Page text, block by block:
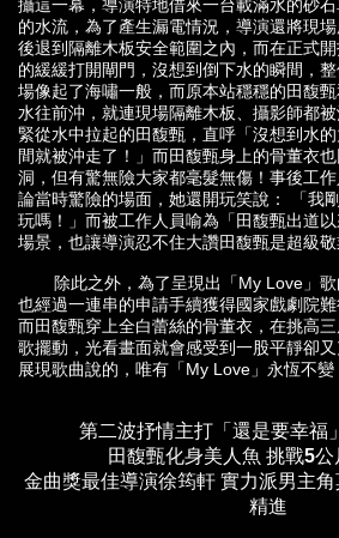
攝這一幕，導演特地借來一台載滿水的砂
的水流，為了產生漏電情況，導演還將現
後退到隔離木板安全範圍之內，而在正式
的緩緩打開閘門，沒想到倒下水的瞬間，
場像起了海嘯一般，而原本站穩穩的田馥
水往前沖，就連現場隔離木板、攝影師都
緊從水中拉起的田馥甄，直呼「沒想到水
間就被沖走了！」而田馥甄身上的骨董衣
洞，但有驚無險大家都毫髮無傷！事後工
論當時驚險的場面，她還開玩笑說： 「我
玩嗎！」而被工作人員喻為「田馥甄出道
場景，也讓導演忍不住大讚田馥甄是超級敬
除此之外，為了呈現出「My Love」歌
也經過一連串的申請手續獲得國家戲劇院難
而田馥甄穿上全白蕾絲的骨董衣，在挑高
歌擺動，光看畫面就會感受到一股平靜卻
展現歌曲說的，唯有「My Love」永恆不變
第二波抒情主打「還是要幸福
田馥甄化身美人魚 挑戰5
金曲獎最佳導演徐筠軒 實力派男主
精進